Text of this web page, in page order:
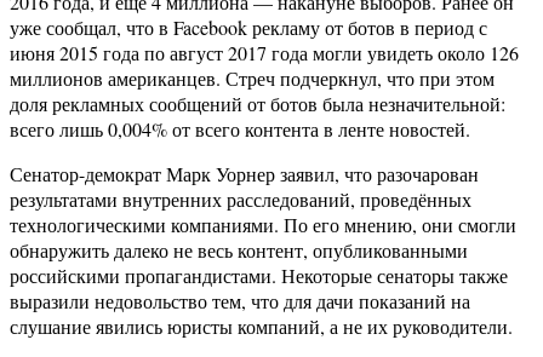
уже сообщал, что в Facebook рекламу от ботов в период с
июня 2015 года по август 2017 года могли увидеть около 126
миллионов американцев. Стреч подчеркнул, что при этом
доля рекламных сообщений от ботов была незначительной:
всего лишь 0,004% от всего контента в ленте новостей.
Сенатор-демократ Марк Уорнер заявил, что разочарован
результатами внутренних расследований, проведённых
технологическими компаниями. По его мнению, они смогли
обнаружить далеко не весь контент, опубликованными
российскими пропагандистами. Некоторые сенаторы также
выразили недовольство тем, что для дачи показаний на
слушание явились юристы компаний, а не их руководители.